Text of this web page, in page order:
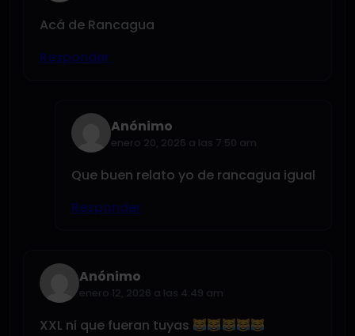
Acá de Rancagua
Responder
Anónimo
enero 20, 2026 a las 7:50 am
Que buen relato yo de rancagua igual
Responder
Anónimo
enero 12, 2026 a las 4:49 am
XXL ni que fueran tuyas